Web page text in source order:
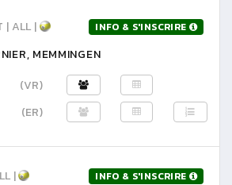
| ALL | INFO & S'INSCRIRE
MEMMINGEN
(VR)
(ER)
| INFO & S'INSCRIRE